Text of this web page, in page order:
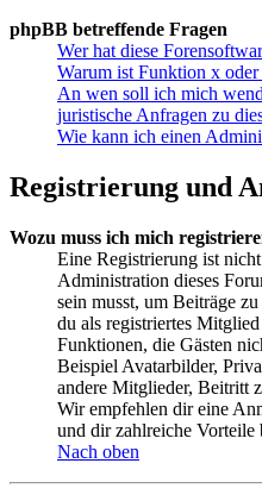
phpBB betreffende Fragen
Wer hat diese
Warum ist Funktion x
An wen soll ich mich
juristische Anfragen zu
Wie kann ich einen
Registrierung und
Wozu muss ich mich
Eine Registrierung ist
Administration dieses
sein musst, um Beiträge
du als registriertes
Funktionen, die Gästen
Beispiel Avatarbilder,
andere Mitglieder, Beitritt
Wir empfehlen dir eine
und dir zahlreiche Vorteile
Nach oben